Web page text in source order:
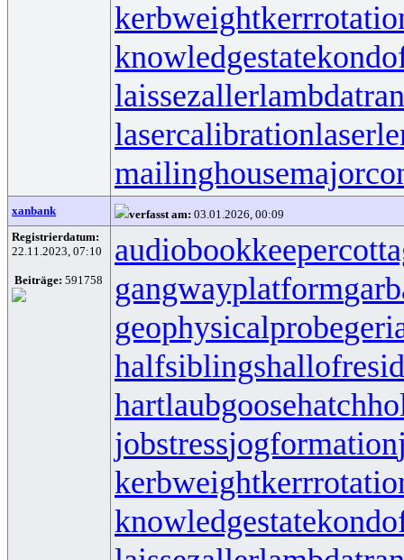
kerbweight
knowledgestate
laissezaller
lasercalibration
mailinghouse
xanbank verfasst am: 03.01.2026, 00:09
Registrierdatum:
22.11.2023, 07:10
Beiträge: 591758
audiobookkeeper
gangwayplatform
geophysicalprobe
halfsiblings
hartlaubgoose
jobstressjogformation
kerbweight
knowledgestate